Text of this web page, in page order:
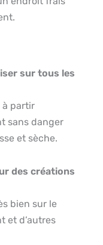
sur tous les
à partir
sans danger
et sèche.
des créations
bien sur le
et d’autres